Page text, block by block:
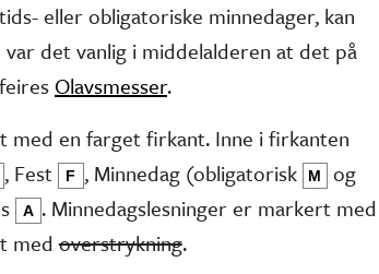
eller obliga­toriske minne­dager, kan
var det vanlig i middel­alderen at det på
Olavsmesser.
med en farget firkant. Inne i firkanten
, Fest F , Minne­dag (obliga­torisk M
og
A . Minnedags­lesninger er markert med
medoverstrykning.